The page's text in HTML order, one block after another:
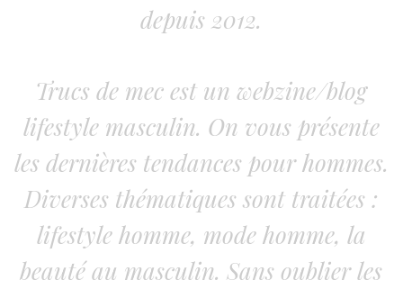
depuis 2012.
Trucs de mec est un webzine/blog
lifestyle masculin. On vous présente
les dernières tendances pour hommes.
Diverses thématiques sont traitées :
lifestyle homme, mode homme, la
beauté au masculin. Sans oublier les